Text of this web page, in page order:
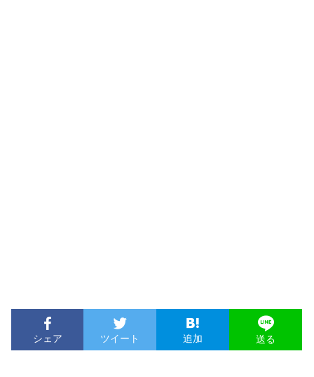
シェア ツイート 追加 送る